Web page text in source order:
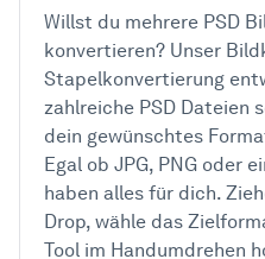
Willst du mehrere PSD
konvertieren? Unser
Stapelkonvertierung
zahlreiche PSD Dateien
dein gewünschtes
Egal ob JPG, PNG oder
haben alles für dich.
Drop, wähle das
Tool im Handumdrehen